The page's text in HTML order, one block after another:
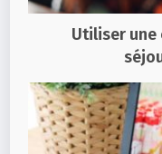
Utiliser une